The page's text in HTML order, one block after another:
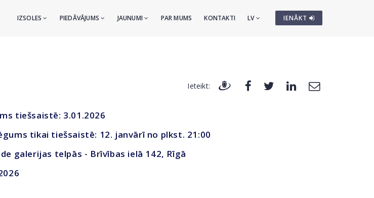
IENĀKT
IZSOLES PIEDĀVĀJUMS JAUNUMI PAR MUMS KONTAKTI LV
Ieteikt:
tiešsaistē: 3.01.2026
tikai tiešsaistē: 12. janvārī no plkst. 21:00
galerijas telpās - Brīvības ielā 142, Rīgā